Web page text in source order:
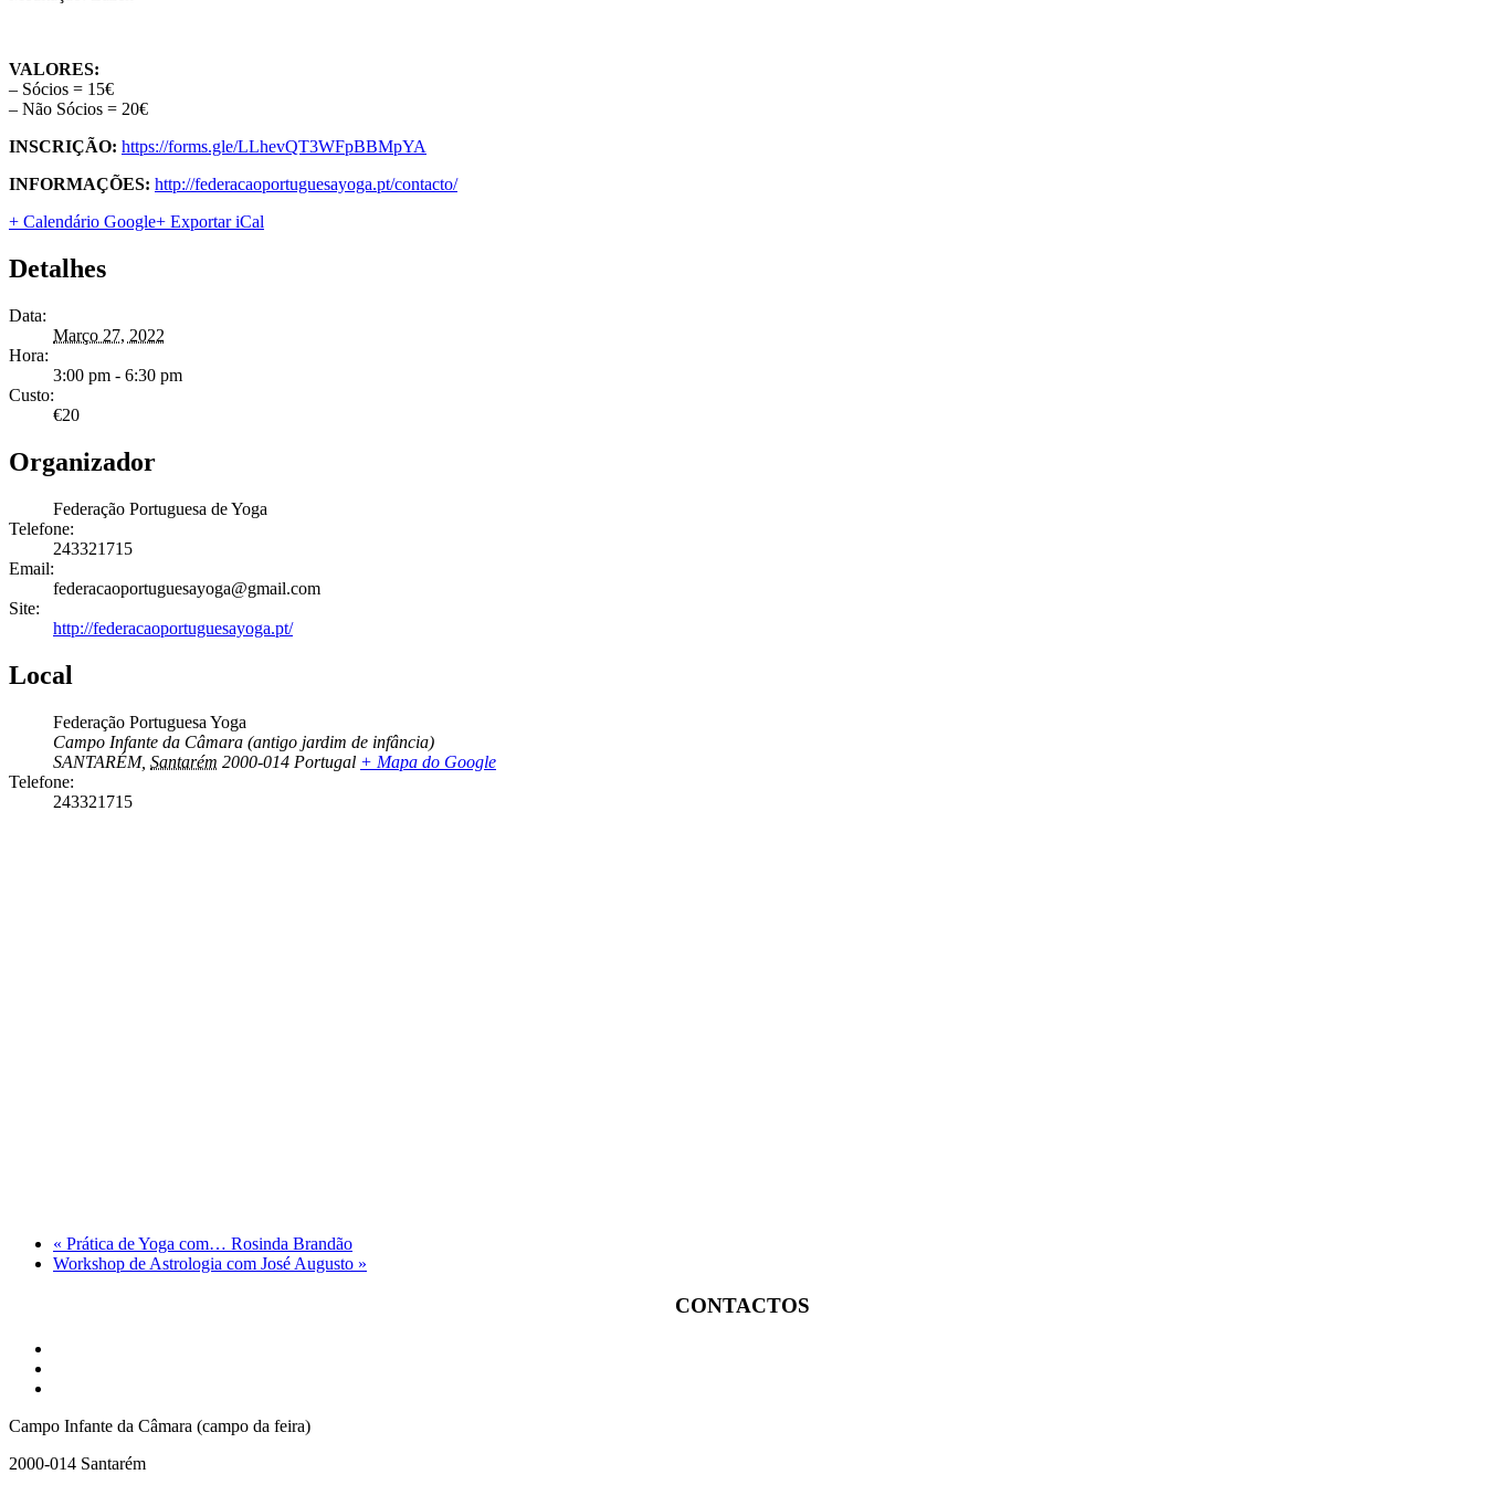
VALORES:
– Sócios = 15€
– Não Sócios = 20€
INSCRIÇÃO: https://forms.gle/LLhevQT3WFpBBMpYA
INFORMAÇÕES: http://federacaoportuguesayoga.pt/contacto/
+ Calendário Google+ Exportar iCal
Detalhes
Data:
Março 27, 2022
Hora:
3:00 pm - 6:30 pm
Custo:
€20
Organizador
Federação Portuguesa de Yoga
Telefone:
243321715
Email:
federacaoportuguesayoga@gmail.com
Site:
http://federacaoportuguesayoga.pt/
Local
Federação Portuguesa Yoga
Campo Infante da Câmara (antigo jardim de infância)
SANTARÉM, Santarém 2000-014 Portugal + Mapa do Google
Telefone:
243321715
« Prática de Yoga com… Rosinda Brandão
Workshop de Astrologia com José Augusto »
CONTACTOS
Campo Infante da Câmara (campo da feira)
2000-014 Santarém